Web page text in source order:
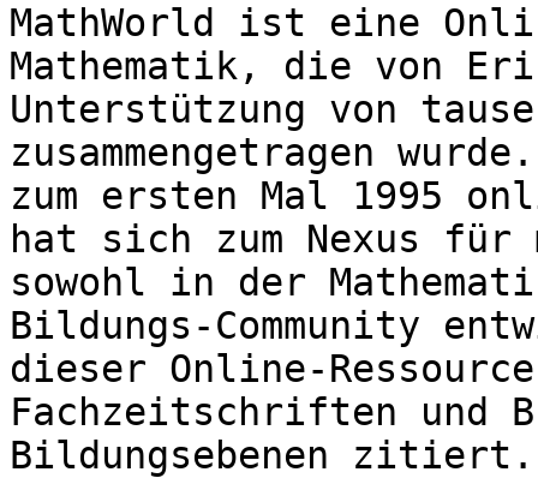
MathWorld ist eine
Mathematik, die von
Unterstützung von
zusammengetragen
zum ersten Mal 1995
hat sich zum Nexus für
sowohl in der
Bildungs-Community
dieser Online-
Fachzeitschriften und
Bildungsebenen zitiert.